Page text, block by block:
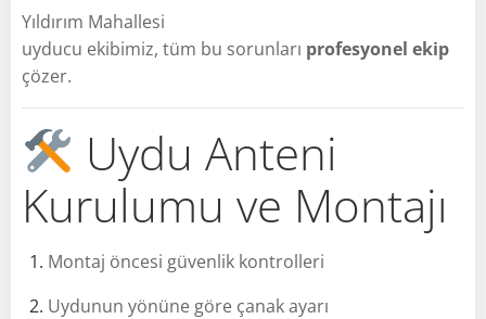
Yıldırım Mahallesi
uyducu ekibimiz, tüm bu sorunları profesyonel ekip
çözer.
Uydu Anteni
Kurulumu ve Montajı
Montaj öncesi güvenlik kontrolleri
Uydunun yönüne göre çanak ayarı